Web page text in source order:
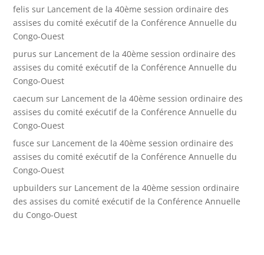
felis sur Lancement de la 40ème session ordinaire des
assises du comité exécutif de la Conférence Annuelle du
Congo-Ouest
purus sur Lancement de la 40ème session ordinaire des
assises du comité exécutif de la Conférence Annuelle du
Congo-Ouest
caecum sur Lancement de la 40ème session ordinaire des
assises du comité exécutif de la Conférence Annuelle du
Congo-Ouest
fusce sur Lancement de la 40ème session ordinaire des
assises du comité exécutif de la Conférence Annuelle du
Congo-Ouest
upbuilders sur Lancement de la 40ème session ordinaire
des assises du comité exécutif de la Conférence Annuelle
du Congo-Ouest